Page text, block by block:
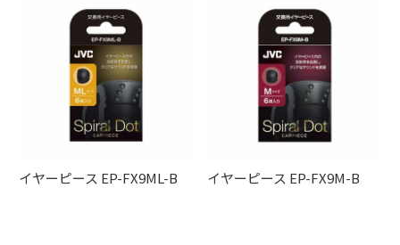
イヤーピース EP-FX9ML-B イヤーピース EP-FX9M-B